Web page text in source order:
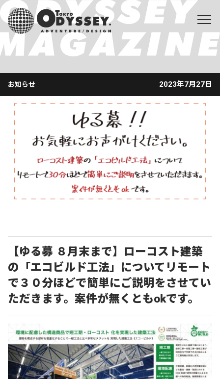
お知らせ 2023年7月27日
【ゆる募 ８月末まで】ローコスト建築
の「エコビルド工法」についてリモート
で３０分ほどで簡単にご説明をさせてい
ただきます。案件が無くともokです。